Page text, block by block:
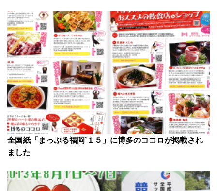
全国紙「まっぷる福岡’１５」に博多のココロが掲載され
ました